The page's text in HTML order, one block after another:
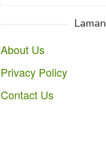
Laman
About Us
Privacy Policy
Contact Us